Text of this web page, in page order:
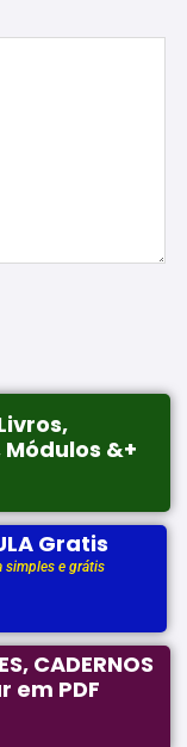
&+
Gratis
simples e grátis
CADERNOS
em PDF